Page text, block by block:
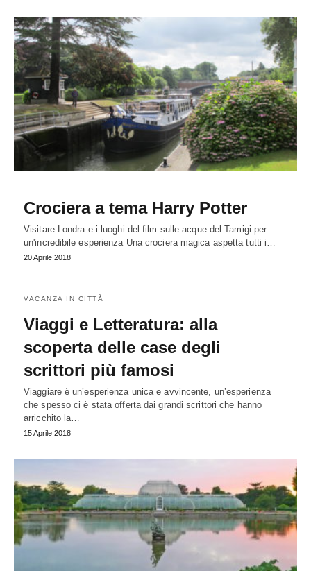
Crociera a tema Harry Potter
Visitare Londra e i luoghi del film sulle acque del Tamigi per
un'incredibile esperienza Una crociera magica aspetta tutti i…
20 Aprile 2018
VACANZA IN CITTÀ
Viaggi e Letteratura: alla
scoperta delle case degli
scrittori più famosi
Viaggiare è un’esperienza unica e avvincente, un’esperienza
che spesso ci è stata offerta dai grandi scrittori che hanno
arricchito la…
15 Aprile 2018